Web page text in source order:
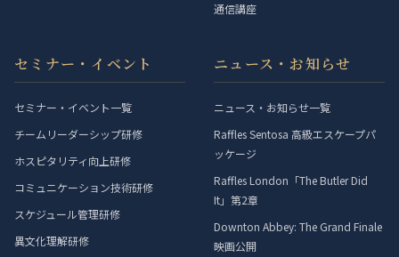
通信講座
セミナー・イベント
セミナー・イベント一覧
チームリーダーシップ研修
ホスピタリティ向上研修
コミュニケーション技術研修
スケジュール管理研修
異文化理解研修
ニュース・お知らせ
ニュース・お知らせ一覧
Raffles Sentosa 高級エスケープパ
ッケージ
Raffles London「The Butler Did
It」第2章
Downton Abbey: The Grand Finale
映画公開